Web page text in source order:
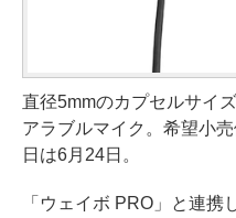
直径5mmのカプセルサイ
アラブルマイク。希望小
日は6月24日。
「ウェイボ PRO」と連携